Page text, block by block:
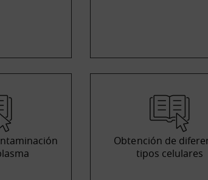
Obtención de
tipos celulares